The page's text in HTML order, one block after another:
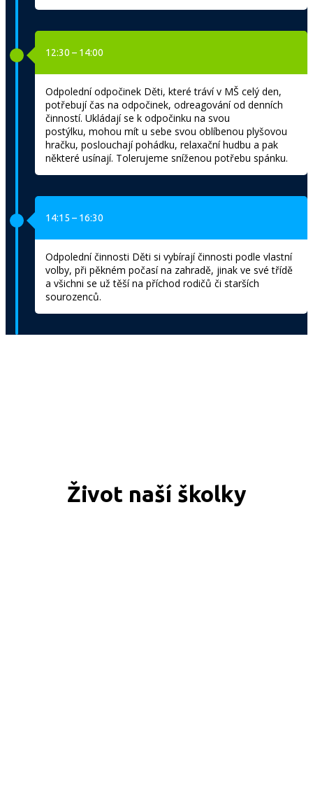
12:30 – 14:00
Odpolední odpočinek Děti, které tráví v MŠ celý den,
potřebují čas na odpočinek, odreagování od denních
činností. Ukládají se k odpočinku na svou
postýlku, mohou mít u sebe svou oblíbenou plyšovou
hračku, poslouchají pohádku, relaxační hudbu a pak
některé usínají. Tolerujeme sníženou potřebu spánku.
14:15 – 16:30
Odpolední činnosti Děti si vybírají činnosti podle vlastní
volby, při pěkném počasí na zahradě, jinak ve své třídě
a všichni se už těší na příchod rodičů či starších
sourozenců.
Život naší školky